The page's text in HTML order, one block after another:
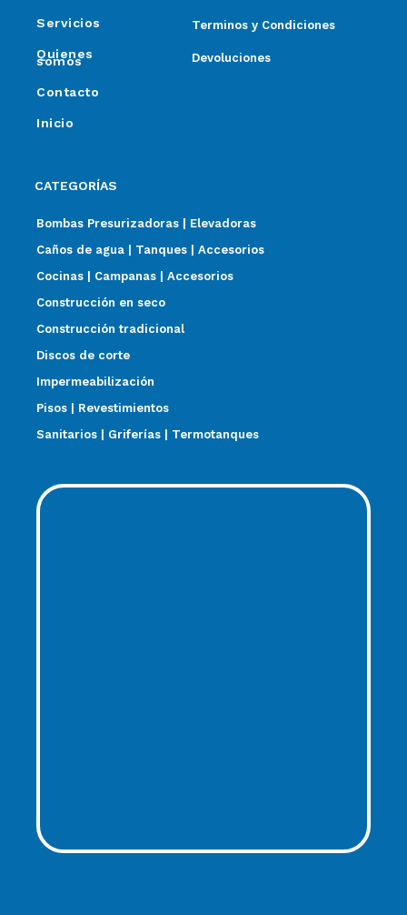
Servicios
Quienes
somos
Contacto
Inicio
Terminos y Condiciones
Devoluciones
CATEGORÍAS
Bombas Presurizadoras | Elevadoras
Caños de agua | Tanques | Accesorios
Cocinas | Campanas | Accesorios
Construcción en seco
Construcción tradicional
Discos de corte
Impermeabilización
Pisos | Revestimientos
Sanitarios | Griferías | Termotanques